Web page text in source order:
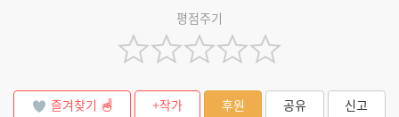
평점주기
즐겨찾기 +작가 후원 공유 신고